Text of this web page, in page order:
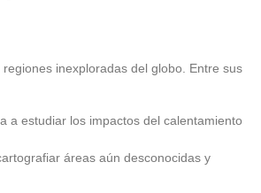
inexploradas del globo. Entre sus
a estudiar los impactos del calentamiento
áreas aún desconocidas y